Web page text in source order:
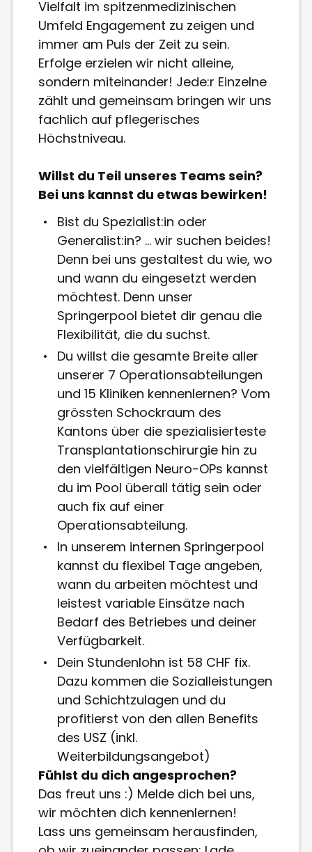
Vielfalt im spitzenmedizinischen
Umfeld Engagement zu zeigen und
immer am Puls der Zeit zu sein.
Erfolge erzielen wir nicht alleine,
sondern miteinander! Jede:r Einzelne
zählt und gemeinsam bringen wir uns
fachlich auf pflegerisches
Höchstniveau.
Willst du Teil unseres Teams sein?
Bei uns kannst du etwas bewirken!
Bist du Spezialist:in oder
Generalist:in? ... wir suchen beides!
Denn bei uns gestaltest du wie, wo
und wann du eingesetzt werden
möchtest. Denn unser
Springerpool bietet dir genau die
Flexibilität, die du suchst.
Du willst die gesamte Breite aller
unserer 7 Operationsabteilungen
und 15 Kliniken kennenlernen? Vom
grössten Schockraum des
Kantons über die spezialisierteste
Transplantationschirurgie hin zu
den vielfältigen Neuro-OPs kannst
du im Pool überall tätig sein oder
auch fix auf einer
Operationsabteilung.
In unserem internen Springerpool
kannst du flexibel Tage angeben,
wann du arbeiten möchtest und
leistest variable Einsätze nach
Bedarf des Betriebes und deiner
Verfügbarkeit.
Dein Stundenlohn ist 58 CHF fix.
Dazu kommen die Sozialleistungen
und Schichtzulagen und du
profitierst von den allen Benefits
des USZ (inkl.
Weiterbildungsangebot)
Fühlst du dich angesprochen?
Das freut uns :) Melde dich bei uns,
wir möchten dich kennenlernen!
Lass uns gemeinsam herausfinden,